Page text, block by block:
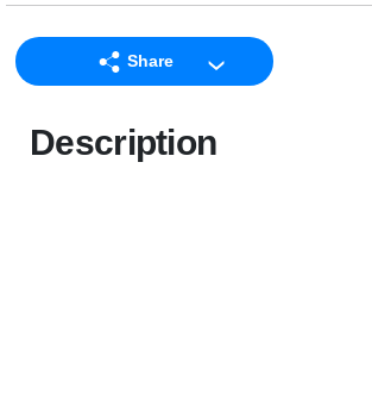
Share
Facebook
Description